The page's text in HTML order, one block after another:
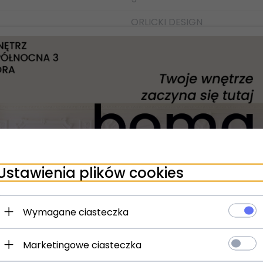
ORLICKI DESIGN
metal, akryl
Toupe
3000K / 4500K / 6500K
IP20
plików cookies
Wymagane ciasteczka
Marketingowe ciasteczka